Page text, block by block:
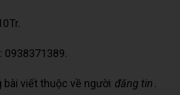
: 0938371389.
bài viết thuộc về người đăng tin.